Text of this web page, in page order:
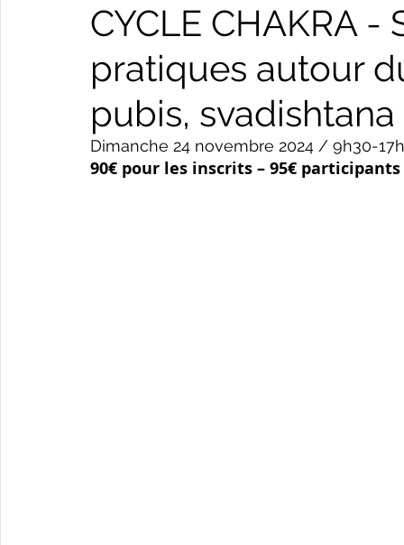
CYCLE CHAKRA
pratiques autour
pubis,
Dimanche 24 novembre 2024 / 9h30-17h
90€ pour les inscrits – 95€